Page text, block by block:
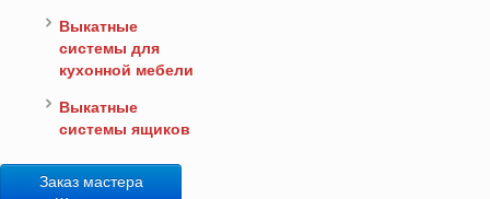
Выкатные
системы для
кухонной мебели
Выкатные
системы ящиков
Заказ мастера